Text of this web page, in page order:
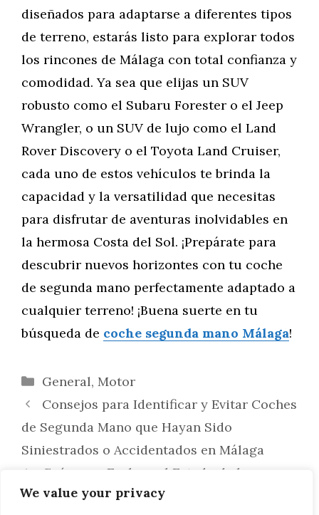
We value your privacy
diseñados para adaptarse a diferentes tipos
de terreno, estarás listo para explorar todos
los rincones de Málaga con total confianza y
comodidad. Ya sea que elijas un SUV
robusto como el Subaru Forester o el Jeep
Wrangler, o un SUV de lujo como el Land
Rover Discovery o el Toyota Land Cruiser,
cada uno de estos vehículos te brinda la
capacidad y la versatilidad que necesitas
para disfrutar de aventuras inolvidables en
la hermosa Costa del Sol. ¡Prepárate para
descubrir nuevos horizontes con tu coche
de segunda mano perfectamente adaptado a
cualquier terreno! ¡Buena suerte en tu
búsqueda de coche segunda mano Málaga!
Categorías
General, Motor
Consejos para Identificar y Evitar Coches
de Segunda Mano que Hayan Sido
Siniestrados o Accidentados en Málaga
Guía para Evaluar el Estado de los
Sistemas de Frenado Antibloqueo (ABS) y